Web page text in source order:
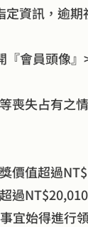
資訊，逾期
會員頭像』
喪失占有之
價值超過
過
宜始得進行